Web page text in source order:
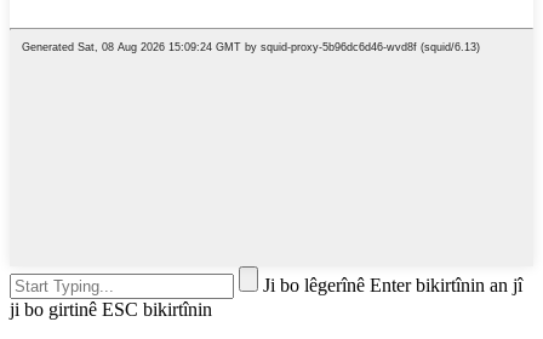
Ji bo lêgerînê Enter bikirtînin an jî
ji bo girtinê ESC bikirtînin